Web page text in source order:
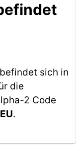
sich in
die
2 Code
.